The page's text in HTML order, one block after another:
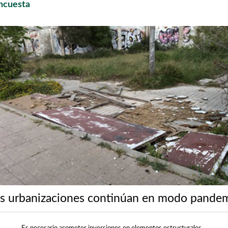
urbanizaciones continúan en modo